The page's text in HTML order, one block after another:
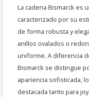
La cadena Bismarck es
caracterizado por su
de forma robusta y
anillos ovalados o
uniforme. A diferencia
Bismarck se distingue
apariencia sofisticada,
destacada tanto para